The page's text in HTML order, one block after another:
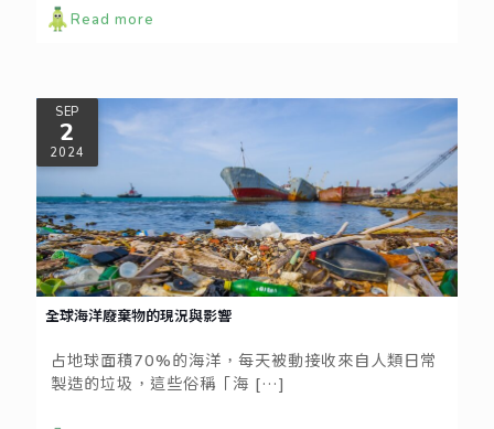
Read more
SEP
2
2024
全球海洋廢棄物的現況與影響
占地球面積70%的海洋，每天被動接收來自人類日常
製造的垃圾，這些俗稱「海 […]